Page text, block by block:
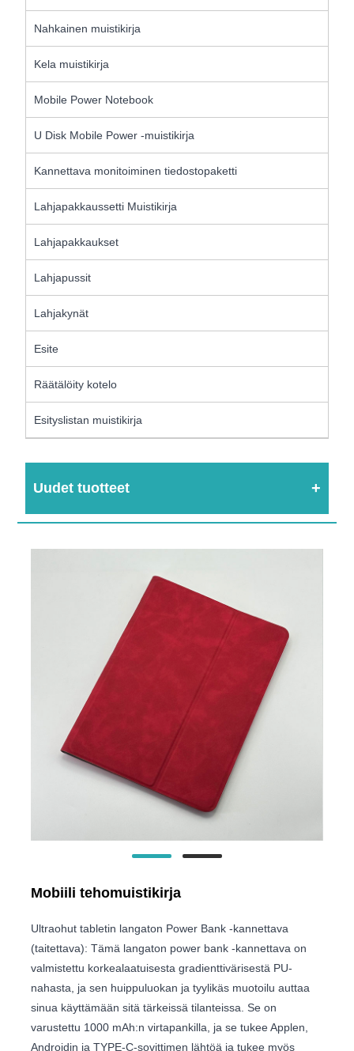
Nahkainen muistikirja
Kela muistikirja
Mobile Power Notebook
U Disk Mobile Power -muistikirja
Kannettava monitoiminen tiedostopaketti
Lahjapakkaussetti Muistikirja
Lahjapakkaukset
Lahjapussit
Lahjakynät
Esite
Räätälöity kotelo
Esityslistan muistikirja
Uudet tuotteet
Mobiili tehomuistikirja
Ultraohut tabletin langaton Power Bank -kannettava
(taitettava): Tämä langaton power bank -kannettava on
valmistettu korkealaatuisesta gradienttivärisestä PU-
nahasta, ja sen huippuluokan ja tyylikäs muotoilu auttaa
sinua käyttämään sitä tärkeissä tilanteissa. Se on
varustettu 1000 mAh:n virtapankilla, ja se tukee Applen,
Androidin ja TYPE-C-sovittimen lähtöä ja tukee myös